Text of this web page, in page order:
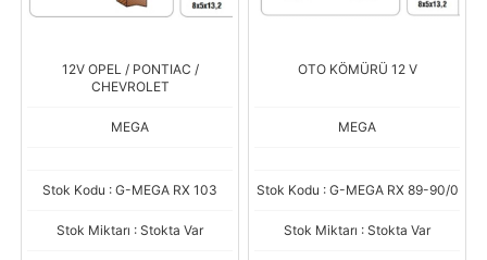
12V OPEL / PONTIAC /
CHEVROLET
MEGA
Stok Kodu : G-MEGA RX 103
Stok Miktarı : Stokta Var
OTO KÖMÜRÜ 12 V
MEGA
Stok Kodu : G-MEGA RX 89-90/0
Stok Miktarı : Stokta Var